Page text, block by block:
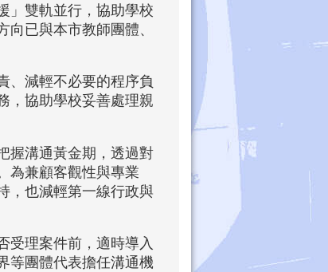
」雙軌並行，協助學校
已與本市教師團體、
、減輕不必要的程序負
，協助學校妥善處理親
握溝通黃金期，透過對
為兼顧客觀性與專業
，也減輕第一線行政與
受理案件前，適時導入
等團體代表擔任溝通機